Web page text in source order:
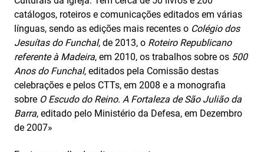
catálogos, roteiros e comunicações editados em várias
línguas, sendo as edições mais recentes o Colégio dos
Jesuítas do Funchal, de 2013, o Roteiro Republicano
referente à Madeira, em 2010, os trabalhos sobre os 500
Anos do Funchal, editados pela Comissão destas
celebrações e pelos CTTs, em 2008 e a monografia
sobre O Escudo do Reino. A Fortaleza de São Julião da
Barra, editado pelo Ministério da Defesa, em Dezembro
de 2007»